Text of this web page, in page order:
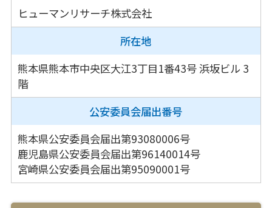
ヒューマンリサーチ株式会社
所在地
熊本県熊本市中央区大江3丁目1番43号浜坂ビル 3
階
公安委員会届出番号
熊本県公安委員会届出第93080006号
鹿児島県公安委員会届出第96140014号
宮崎県公安委員会届出第95090001号